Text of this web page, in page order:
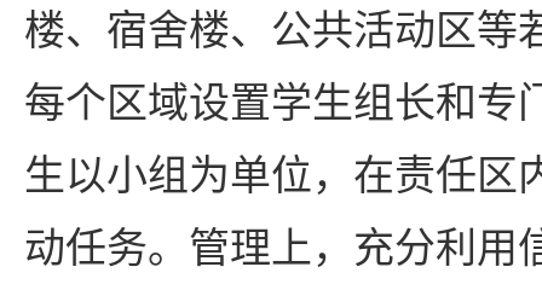
楼、宿舍楼、公共活动区等
每个区域设置学生组长和专
生以小组为单位，在责任区
动任务。管理上，充分利用